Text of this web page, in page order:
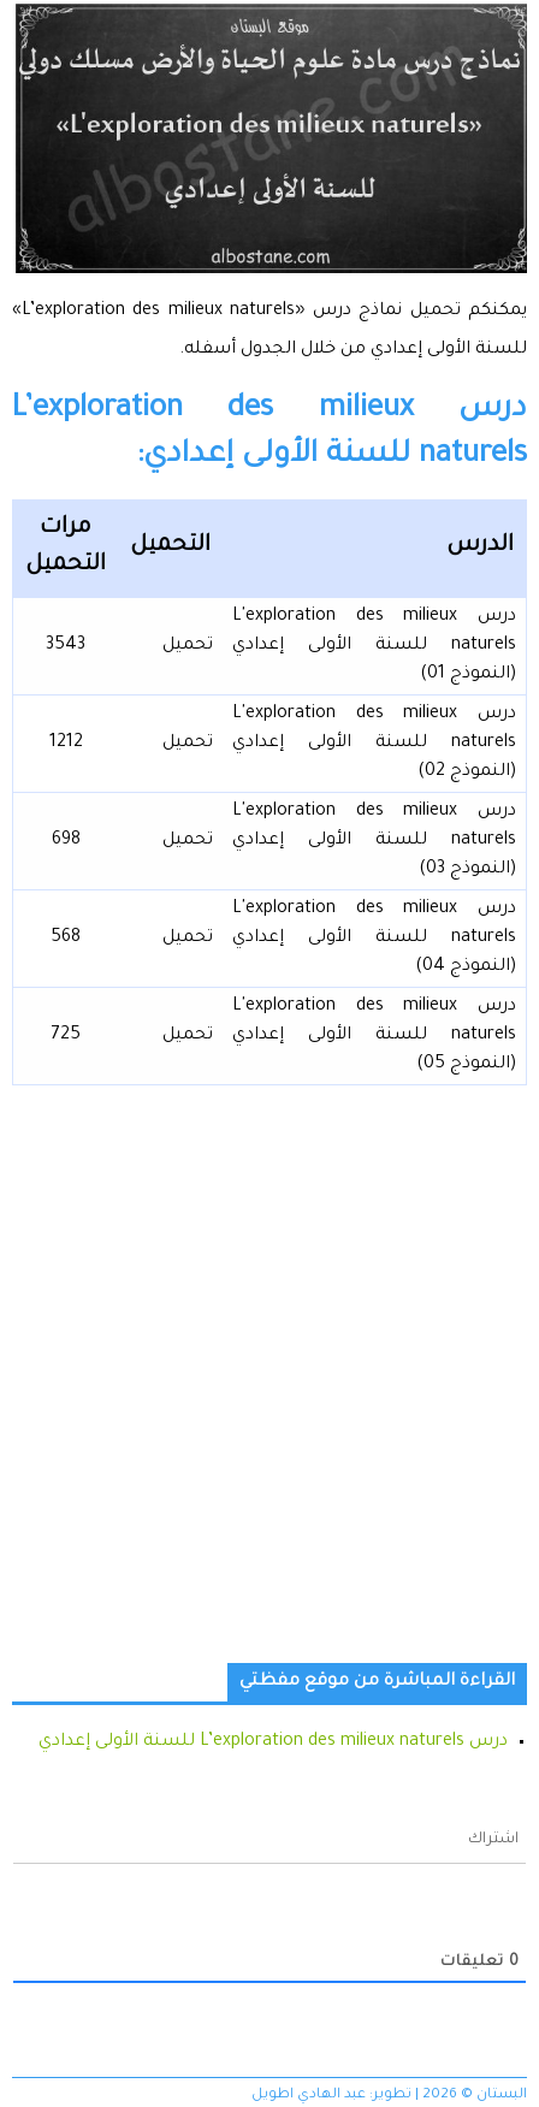
يمكنكم تحميل نماذج درس «L’exploration des milieux naturels»
للسنة الأولى إعدادي من خلال الجدول أسفله.
درس L’exploration des milieux
naturels للسنة الأولى إعدادي:
الدرس التحميل
مرات
التحميل
درس L'exploration des milieux
naturels للسنة الأولى إعدادي
(النموذج 01)
تحميل 3543
درس L'exploration des milieux
naturels للسنة الأولى إعدادي
(النموذج 02)
تحميل 1212
درس L'exploration des milieux
naturels للسنة الأولى إعدادي
(النموذج 03)
تحميل 698
درس L'exploration des milieux
naturels للسنة الأولى إعدادي
(النموذج 04)
تحميل 568
درس L'exploration des milieux
naturels للسنة الأولى إعدادي
(النموذج 05)
تحميل 725
القراءة المباشرة من موقع مفظتي
درس L’exploration des milieux naturels للسنة الأولى إعدادي
اشتراك
0 تعليقات
البستان © 2026 | تطوير: عبد الهادي اطويل